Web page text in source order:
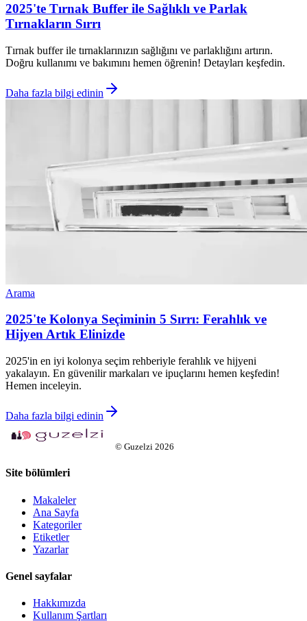
2025'te Tırnak Buffer ile Sağlıklı ve Parlak
Tırnakların Sırrı
Tırnak buffer ile tırnaklarınızın sağlığını ve parlaklığını artırın.
Doğru kullanımı ve bakımını hemen öğrenin! Detayları keşfedin.
Daha fazla bilgi edinin
Arama
2025'te Kolonya Seçiminin 5 Sırrı: Ferahlık ve
Hijyen Artık Elinizde
2025'in en iyi kolonya seçim rehberiyle ferahlık ve hijyeni
yakalayın. En güvenilir markaları ve ipuçlarını hemen keşfedin!
Hemen inceleyin.
Daha fazla bilgi edinin
© Guzelzi 2026
Site bölümleri
Makaleler
Ana Sayfa
Kategoriler
Etiketler
Yazarlar
Genel sayfalar
Hakkımızda
Kullanım Şartları